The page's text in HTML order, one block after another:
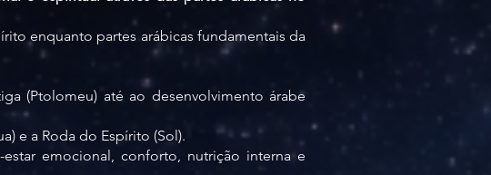
enquanto partes arábicas fundamentais da
(Ptolomeu) até ao desenvolvimento árabe
e a Roda do Espírito (Sol).
emocional, conforto, nutrição interna e